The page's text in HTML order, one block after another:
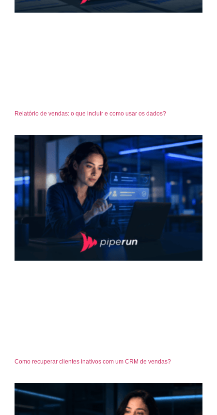
Relatório de vendas: o que incluir e como usar os dados?
Como recuperar clientes inativos com um CRM de vendas?